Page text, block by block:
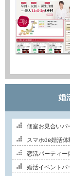
婚
個室お見合いパ
スマホde婚活
恋活パーティー
婚活イベントパ